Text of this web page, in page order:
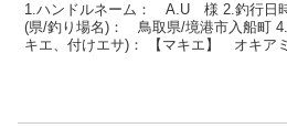
1.ハンドルネーム： A.U 様 2.釣行日
(県/釣り場名)： 鳥取県/境港市入船町
キエ、付けエサ)： 【マキエ】 オキア